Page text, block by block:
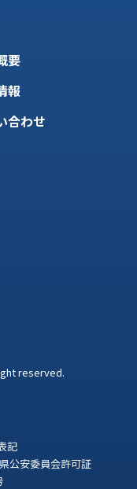
要
報
合わせ
reserved.
記
公安委員会許可証